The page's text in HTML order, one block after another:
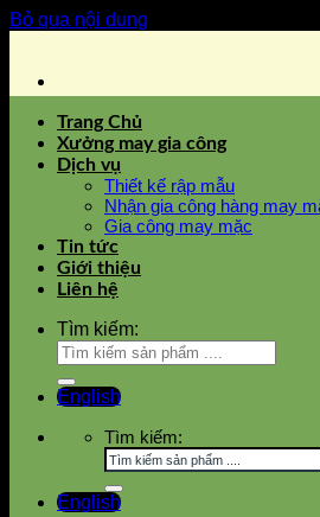
Bỏ qua nội dung
Trang Chủ
Xưởng may gia công
Dịch vụ
Thiết kế rập mẫu
Nhận gia công hàng may
Gia công may mặc
Tin tức
Giới thiệu
Liên hệ
Tìm kiếm:
English
Tìm kiếm:
English